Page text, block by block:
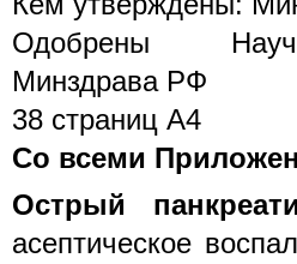
Одобрены
Минздрава РФ
38 страниц А4
Со всеми
Острый
асептическое